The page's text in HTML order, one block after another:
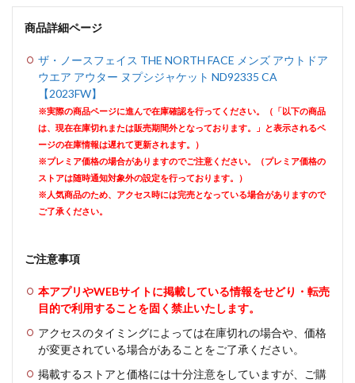
商品詳細ページ
ザ・ノースフェイス THE NORTH FACE メンズ アウトドア
ウエア アウター ヌプシジャケット ND92335 CA
【2023FW】
※実際の商品ページに進んで在庫確認を行ってください。（「以下の商品
は、現在在庫切れまたは販売期間外となっております。」と表示されるペ
ージの在庫情報は遅れて更新されます。）
※プレミア価格の場合がありますのでご注意ください。（プレミア価格の
ストアは随時通知対象外の設定を行っております。）
※人気商品のため、アクセス時には完売となっている場合がありますので
ご了承ください。
ご注意事項
本アプリやWEBサイトに掲載している情報をせどり・転売
目的で利用することを固く禁止いたします。
アクセスのタイミングによっては在庫切れの場合や、価格
が変更されている場合があることをご了承ください。
掲載するストアと価格には十分注意をしていますが、ご購